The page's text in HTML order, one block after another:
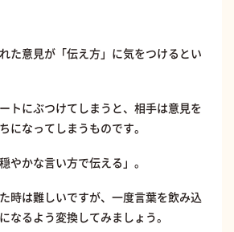
た意見が「伝え方」に気をつけるとい
トにぶつけてしまうと、相手は意見を
になってしまうものです。
やかな言い方で伝える」。
時は難しいですが、一度言葉を飲み込
なるよう変換してみましょう。